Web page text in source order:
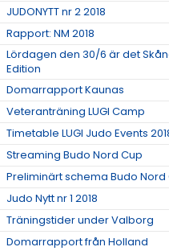
JUDONYTT nr 2 2018
Rapport: NM 2018
Lördagen den 30/6 är det
Edition
Domarrapport Kaunas
Veteranträning LUGI Camp
Timetable LUGI Judo Events
Streaming Budo Nord Cup
Preliminärt schema Budo Nord
Judo Nytt nr 1 2018
Träningstider under Valborg
Domarrapport från Holland